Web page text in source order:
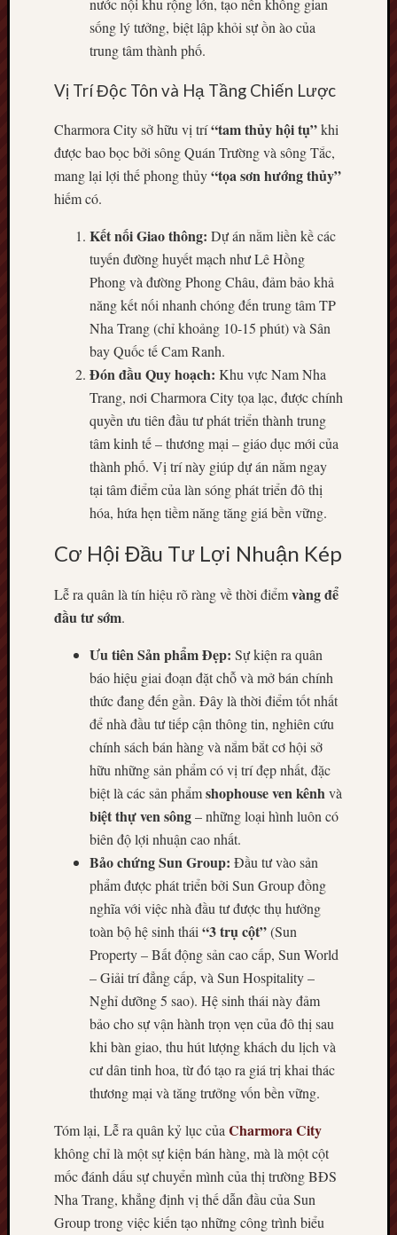
nước nội khu rộng lớn, tạo nên không gian
sống lý tưởng, biệt lập khỏi sự ồn ào của
trung tâm thành phố.
Vị Trí Độc Tôn và Hạ Tầng Chiến Lược
Charmora City sở hữu vị trí“tam thủy hội tụ”khi
được bao bọc bởi sông Quán Trường và sông Tắc,
mang lại lợi thế phong thủy“tọa sơn hướng thủy”
hiếm có.
Kết nối Giao thông: Dự án nằm liền kề các
tuyến đường huyết mạch như Lê Hồng
Phong và đường Phong Châu, đảm bảo khả
năng kết nối nhanh chóng đến trung tâm TP
Nha Trang (chỉ khoảng 10-15 phút) và Sân
bay Quốc tế Cam Ranh.
Đón đầu Quy hoạch: Khu vực Nam Nha
Trang, nơi Charmora City tọa lạc, được chính
quyền ưu tiên đầu tư phát triển thành trung
tâm kinh tế – thương mại – giáo dục mới của
thành phố. Vị trí này giúp dự án nằm ngay
tại tâm điểm của làn sóng phát triển đô thị
hóa, hứa hẹn tiềm năng tăng giá bền vững.
Cơ Hội Đầu Tư Lợi Nhuận Kép
Lễ ra quân là tín hiệu rõ ràng về thời điểmvàng để
đầu tư sớm.
Ưu tiên Sản phẩm Đẹp: Sự kiện ra quân
báo hiệu giai đoạn đặt chỗ và mở bán chính
thức đang đến gần. Đây là thời điểm tốt nhất
để nhà đầu tư tiếp cận thông tin, nghiên cứu
chính sách bán hàng và nắm bắt cơ hội sở
hữu những sản phẩm có vị trí đẹp nhất, đặc
biệt là các sản phẩmshophouse ven kênhvà
biệt thự ven sông– những loại hình luôn có
biên độ lợi nhuận cao nhất.
Bảo chứng Sun Group: Đầu tư vào sản
phẩm được phát triển bởi Sun Group đồng
nghĩa với việc nhà đầu tư được thụ hưởng
toàn bộ hệ sinh thái “3 trụ cột”(Sun
Property – Bất động sản cao cấp, Sun World
– Giải trí đẳng cấp, và Sun Hospitality –
Nghỉ dưỡng 5 sao). Hệ sinh thái này đảm
bảo cho sự vận hành trọn vẹn của đô thị sau
khi bàn giao, thu hút lượng khách du lịch và
cư dân tinh hoa, từ đó tạo ra giá trị khai thác
thương mại và tăng trưởng vốn bền vững.
Tóm lại, Lễ ra quân kỷ lục của Charmora City
không chỉ là một sự kiện bán hàng, mà là một cột
mốc đánh dấu sự chuyển mình của thị trường BĐS
Nha Trang, khẳng định vị thế dẫn đầu của Sun
Group trong việc kiến tạo những công trình biểu